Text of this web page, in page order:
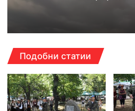
Подобни статии